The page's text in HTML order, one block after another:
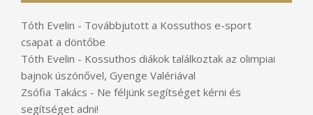
Tóth Evelin - Továbbjutott a Kossuthos e-sport
csapat a döntőbe
Tóth Evelin - Kossuthos diákok találkoztak az olimpiai
bajnok úszónővel, Gyenge Valériával
Zsófia Takács - Ne féljünk segítséget kérni és
segítséget adni!